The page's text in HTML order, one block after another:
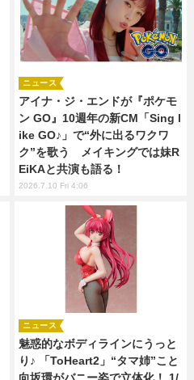
アイナ・ジ・エンドが『ポケモ
ン GO』10週年の新CM「Sing l
ike GO♪」で“外に出るワクワ
ク”を歌う メイキングでは妹R
EiKAと共演も語る！
ニュース
2026.7.10 Fri 4:06
魅惑的なボディラインにうっと
り♪ 「ToHeart2」“タマ姉”こと
ニュース